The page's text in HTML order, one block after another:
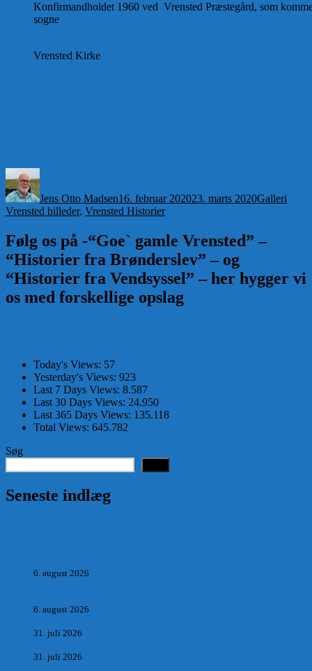
Konfirmandholdet 1960 ved Vrensted Præstegård, som
sogne
Vrensted Kirke
Jens Otto Madsen16. februar 202023. marts 2020Galleri
Vrensted billeder, Vrensted Historier
Følg os på -“Goe` gamle Vrensted” –
“Historier fra Brønderslev” – og
“Historier fra Vendsyssel” – her hygger vi
os med forskellige opslag
Today's Views: 57
Yesterday's Views: 923
Last 7 Days Views: 8.587
Last 30 Days Views: 24.950
Last 365 Days Views: 135.118
Total Views: 645.782
Søg
Seneste indlæg
6. august 2026
6. august 2026
31. juli 2026
31. juli 2026